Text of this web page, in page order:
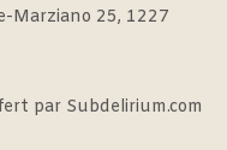
Marziano 25, 1227
par Subdelirium.com